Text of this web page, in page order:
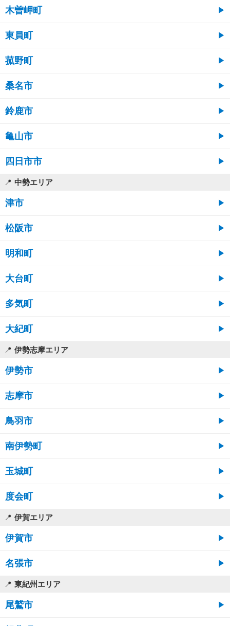
木曽岬町
東員町
菰野町
桑名市
鈴鹿市
亀山市
四日市市
中勢エリア
津市
松阪市
明和町
大台町
多気町
大紀町
伊勢志摩エリア
伊勢市
志摩市
鳥羽市
南伊勢町
玉城町
度会町
伊賀エリア
伊賀市
名張市
東紀州エリア
尾鷲市